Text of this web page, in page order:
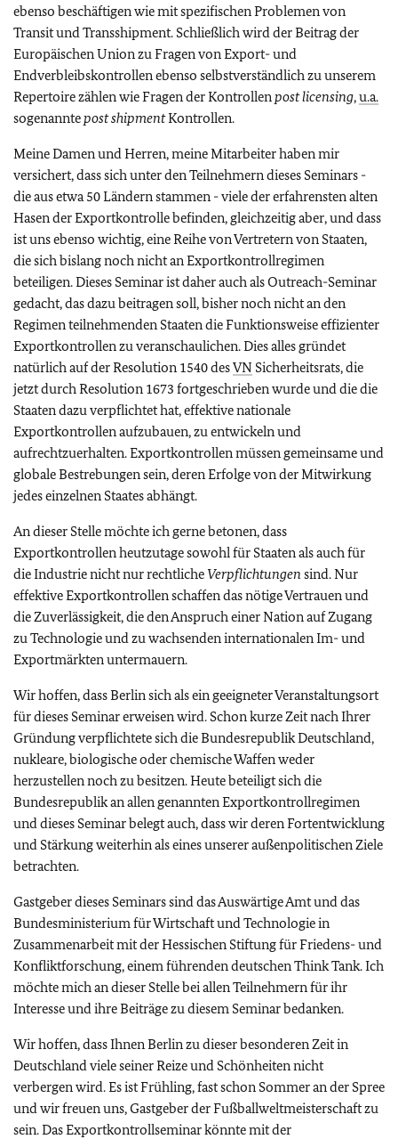
ebenso beschäftigen wie mit spezifischen Problemen von
Transit und Transshipment. Schließlich wird der Beitrag der
Europäischen Union zu Fragen von Export- und
Endverbleibskontrollen ebenso selbstverständlich zu unserem
Repertoire zählen wie Fragen der Kontrollenpost licensing,u.a.
sogenanntepost shipmentKontrollen.
Meine Damen und Herren, meine Mitarbeiter haben mir
versichert, dass sich unter den Teilnehmern dieses Seminars -
die aus etwa 50 Ländern stammen - viele der erfahrensten alten
Hasen der Exportkontrolle befinden, gleichzeitig aber, und dass
ist uns ebenso wichtig, eine Reihe von Vertretern von Staaten,
die sich bislang noch nicht an Exportkontrollregimen
beteiligen. Dieses Seminar ist daher auch als Outreach-Seminar
gedacht, das dazu beitragen soll, bisher noch nicht an den
Regimen teilnehmenden Staaten die Funktionsweise effizienter
Exportkontrollen zu veranschaulichen. Dies alles gründet
natürlich auf der Resolution 1540 desVN Sicherheitsrats, die
jetzt durch Resolution 1673 fortgeschrieben wurde und die die
Staaten dazu verpflichtet hat, effektive nationale
Exportkontrollen aufzubauen, zu entwickeln und
aufrechtzuerhalten. Exportkontrollen müssen gemeinsame und
globale Bestrebungen sein, deren Erfolge von der Mitwirkung
jedes einzelnen Staates abhängt.
An dieser Stelle möchte ich gerne betonen, dass
Exportkontrollen heutzutage sowohl für Staaten als auch für
die Industrie nicht nur rechtliche Verpflichtungensind. Nur
effektive Exportkontrollen schaffen das nötige Vertrauen und
die Zuverlässigkeit, die den Anspruch einer Nation auf Zugang
zu Technologie und zu wachsenden internationalen Im- und
Exportmärkten untermauern.
Wir hoffen, dass Berlin sich als ein geeigneter Veranstaltungsort
für dieses Seminar erweisen wird. Schon kurze Zeit nach Ihrer
Gründung verpflichtete sich die Bundesrepublik Deutschland,
nukleare, biologische oder chemische Waffen weder
herzustellen noch zu besitzen. Heute beteiligt sich die
Bundesrepublik an allen genannten Exportkontrollregimen
und dieses Seminar belegt auch, dass wir deren Fortentwicklung
und Stärkung weiterhin als eines unserer außenpolitischen Ziele
betrachten.
Gastgeber dieses Seminars sind das Auswärtige Amt und das
Bundesministerium für Wirtschaft und Technologie in
Zusammenarbeit mit der Hessischen Stiftung für Friedens- und
Konfliktforschung, einem führenden deutschen Think Tank. Ich
möchte mich an dieser Stelle bei allen Teilnehmern für ihr
Interesse und ihre Beiträge zu diesem Seminar bedanken.
Wir hoffen, dass Ihnen Berlin zu dieser besonderen Zeit in
Deutschland viele seiner Reize und Schönheiten nicht
verbergen wird. Es ist Frühling, fast schon Sommer an der Spree
und wir freuen uns, Gastgeber der Fußballweltmeisterschaft zu
sein. Das Exportkontrollseminar könnte mit der